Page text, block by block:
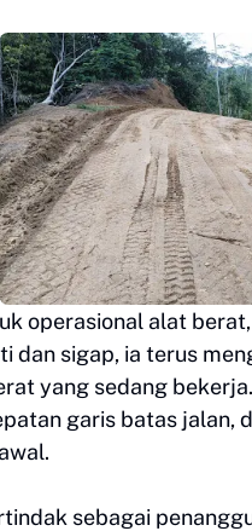
operasional alat
dan sigap, ia terus
yang sedang
garis batas jalan,
sebagai